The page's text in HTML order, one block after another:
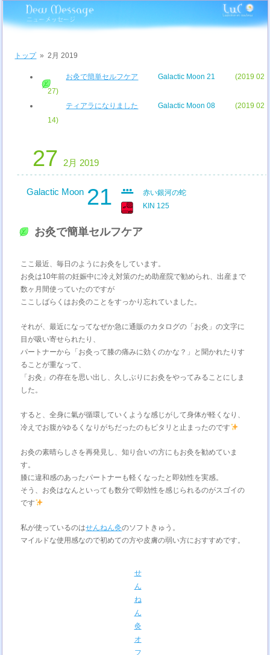
トップ»2月 2019
お灸で簡単セルフケア Galactic Moon 21
(2019 02
27)
ティアラになりました
Galactic Moon 08
(2019 02
14)
27 2月 2019
Galactic Moon 21
赤い銀河の蛇
KIN 125
お灸で簡単セルフケア
ここ最近、毎日のようにお灸をしています。
お灸は10年前の妊娠中に冷え対策のため助産院で勧められ、出産まで
数ヶ月間使っていたのですが
ここしばらくはお灸のことをすっかり忘れていました。
それが、最近になってなぜか急に通販のカタログの「お灸」の文字に
目が吸い寄せられたり、
パートナーから「お灸って膝の痛みに効くのかな？」と聞かれたりす
ることが重なって、
「お灸」の存在を思い出し、久しぶりにお灸をやってみることにしま
した。
すると、全身に氣が循環していくような感じがして身体が軽くなり、
冷えでお腹がゆるくなりがちだったのもピタリと止まったのです
お灸の素晴らしさを再発見し、知り合いの方にもお灸を勧めていま
す。
膝に違和感のあったパートナーも軽くなったと即効性を実感。
そう、お灸はなんといっても数分で即効性を感じられるのがスゴイの
です
私が使っているのはせんねん灸のソフトきゅう。
マイルドな使用感なので初めての方や皮膚の弱い方におすすめです。
せ
ん
ね
ん
灸
オ
フ